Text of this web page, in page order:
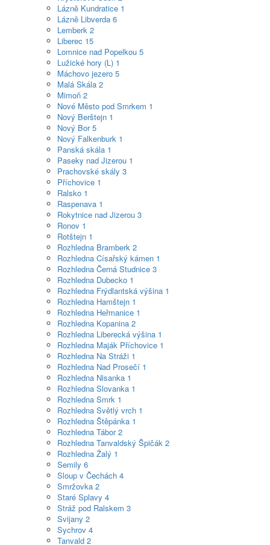
Lázně Kundratice 1
Lázně Libverda 6
Lemberk 2
Liberec 15
Lomnice nad Popelkou 5
Lužické hory (L) 1
Máchovo jezero 5
Malá Skála 2
Mimoň 2
Nové Město pod Smrkem 1
Nový Berštejn 1
Nový Bor5
Nový Falkenburk 1
Panská skála 1
Paseky nad Jizerou 1
Prachovské skály 3
Příchovice 1
Ralsko 1
Raspenava 1
Rokytnice nad Jizerou 3
Ronov 1
Rotštejn 1
Rozhledna Bramberk 2
Rozhledna Císařský kámen 1
Rozhledna Černá Studnice 3
Rozhledna Dubecko 1
Rozhledna Frýdlantská výšina 1
Rozhledna Hamštejn 1
Rozhledna Heřmanice 1
Rozhledna Kopanina 2
Rozhledna Liberecká výšina 1
Rozhledna Maják Příchovice 1
Rozhledna Na Stráži 1
Rozhledna Nad Prosečí 1
Rozhledna Nisanka 1
Rozhledna Slovanka 1
Rozhledna Smrk 1
Rozhledna Světlý vrch 1
Rozhledna Štěpánka 1
Rozhledna Tábor2
Rozhledna Tanvaldský Špičák 2
Rozhledna Žalý 1
Semily 6
Sloup v Čechách 4
Smržovka 2
Staré Splavy 4
Stráž pod Ralskem 3
Svijany 2
Sychrov 4
Tanvald 2